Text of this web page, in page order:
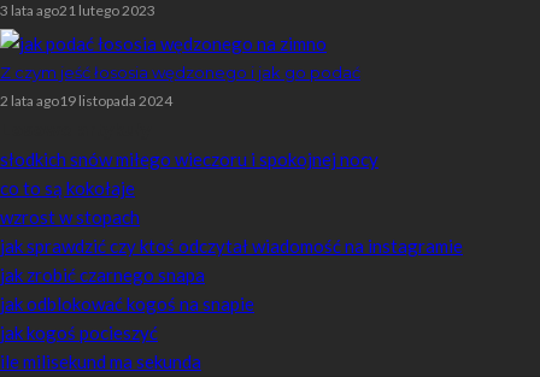
3 lata ago21 lutego 2023
Z czym jeść łososia wędzonego i jak go podać
2 lata ago19 listopada 2024
słodkich snów miłego wieczoru i spokojnej nocy
co to są kokołaje
wzrost w stopach
jak sprawdzić czy ktoś odczytał wiadomość na instagramie
jak zrobić czarnego snapa
jak odblokować kogoś na snapie
jak kogoś pocieszyć
ile milisekund ma sekunda